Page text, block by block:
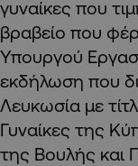
γυναίκες που
βραβείο που
Υπουργού
εκδήλωση που
Λευκωσία με
Γυναίκες της
της Βουλής και